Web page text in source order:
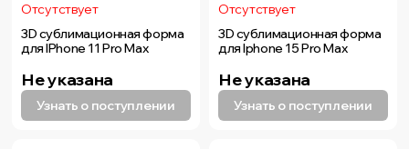
Отсутствует
3D сублимационная форма
для IPhone 11 Pro Max
Не указана
Узнать о поступлении
Отсутствует
3D сублимационная форма
для Iphone 15 Pro Max
Не указана
Узнать о поступлении